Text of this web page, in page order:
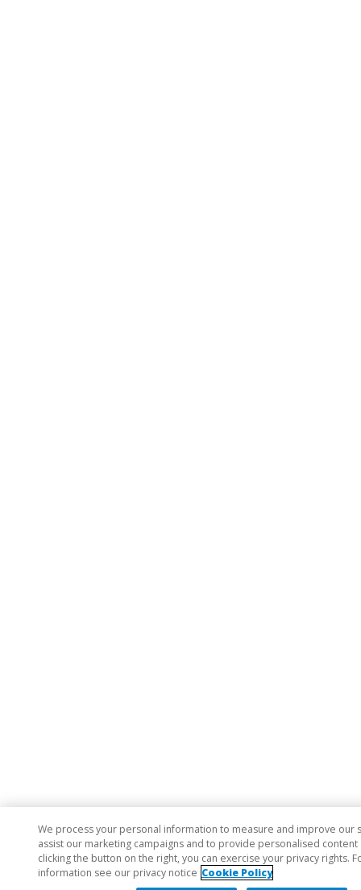
We process your personal information to measure and improve our
assist our marketing campaigns and to provide personalised content
clicking the button on the right, you can exercise your privacy rights.
information see our privacy notice Cookie Policy